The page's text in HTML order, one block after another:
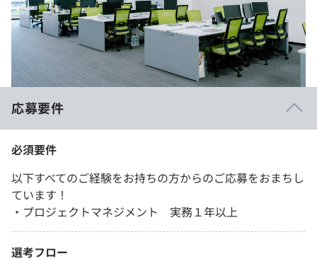
応募要件
必須要件
以下すべてのご経験をお持ちの方からのご応募をおまちし
ています！
・プロジェクトマネジメント 実務１年以上
選考フロー